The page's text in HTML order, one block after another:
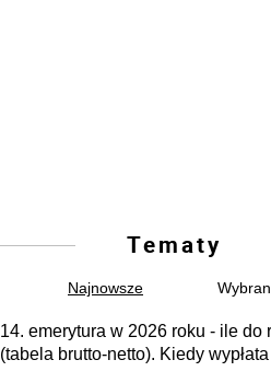
Tematy
Najnowsze
14. emerytura w 2026 roku - ile do
(tabela brutto-netto). Kiedy